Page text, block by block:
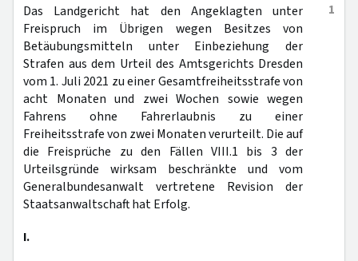
1
Das Landgericht hat den Angeklagten unter
Freispruch im Übrigen wegen Besitzes von
Betäubungsmitteln unter Einbeziehung der
Strafen aus dem Urteil des Amtsgerichts Dresden
vom 1. Juli 2021 zu einer Gesamtfreiheitsstrafe von
acht Monaten und zwei Wochen sowie wegen
Fahrens ohne Fahrerlaubnis zu einer
Freiheitsstrafe von zwei Monaten verurteilt. Die auf
die Freisprüche zu den Fällen VIII.1 bis 3 der
Urteilsgründe wirksam beschränkte und vom
Generalbundesanwalt vertretene Revision der
Staatsanwaltschaft hat Erfolg.
I.